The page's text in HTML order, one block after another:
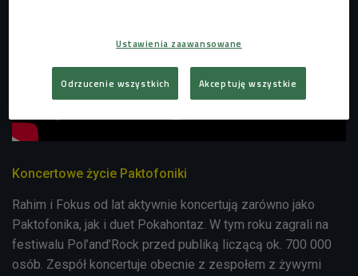
Koncertowe życie Paktofoniki
Rahim i Fokus od lat aktywnie koncertują zarówno jako
Paktofonika, jak i duet Pokahontaz. W tym roku zagrali na
festiwalu Pol’and’Rock przed publiką liczącą ok. 700 000
osób. Zespół koncertuje obecnie z zespołem z żywymi
Ustawienia zaawansowane
Odrzucenie wszystkich Akceptuję wszystkie